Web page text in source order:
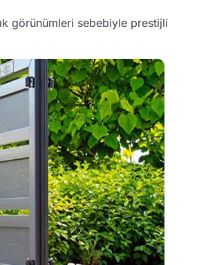
görünümleri sebebiyle prestijli